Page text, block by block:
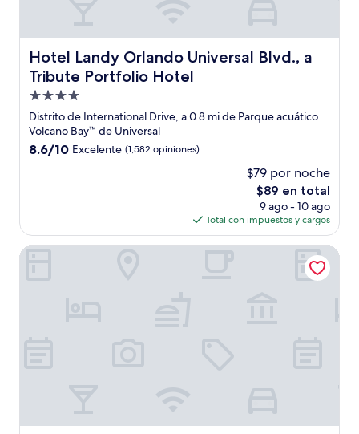
Hotel Landy Orlando Universal Blvd., a
Tribute Portfolio Hotel
Hotel Landy Orlando Universal Blvd., a Tribute Portfolio
Propiedad
de
4.0
estrellas
Distrito de International Drive, a 0.8 mi de Parque acuático
Volcano Bay™ de Universal
8.6
8.6/10 Excelente (1,582 opiniones)
$79 por noche
El
precio
actual
es
de
$89 en total
9 ago - 10 ago
Total con impuestos y cargos
Drury Inn & Suites near Universal Orlando Resort